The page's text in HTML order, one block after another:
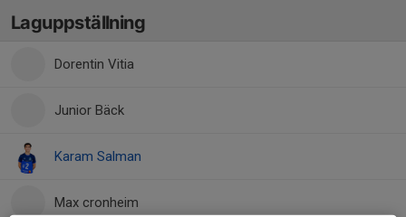
Laguppställning
Dorentin Vitia
Junior Bäck
Karam Salman
Max cronheim